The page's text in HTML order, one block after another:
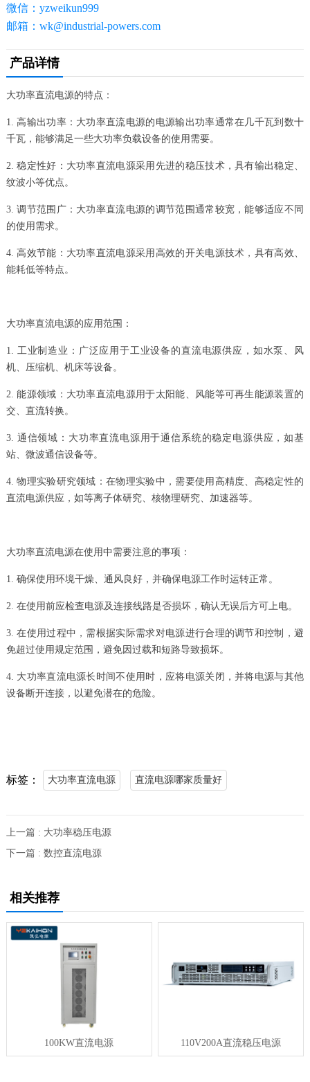
微信：yzweikun999
邮箱：wk@industrial-powers.com
产品详情
大功率直流电源的特点：
1. 高输出功率：大功率直流电源的电源输出功率通常在几千瓦到数十
千瓦，能够满足一些大功率负载设备的使用需要。
2. 稳定性好：大功率直流电源采用先进的稳压技术，具有输出稳定、
纹波小等优点。
3. 调节范围广：大功率直流电源的调节范围通常较宽，能够适应不同
的使用需求。
4. 高效节能：大功率直流电源采用高效的开关电源技术，具有高效、
能耗低等特点。
大功率直流电源的应用范围：
1. 工业制造业：广泛应用于工业设备的直流电源供应，如水泵、风
机、压缩机、机床等设备。
2. 能源领域：大功率直流电源用于太阳能、风能等可再生能源装置的
交、直流转换。
3. 通信领域：大功率直流电源用于通信系统的稳定电源供应，如基
站、微波通信设备等。
4. 物理实验研究领域：在物理实验中，需要使用高精度、高稳定性的
直流电源供应，如等离子体研究、核物理研究、加速器等。
大功率直流电源在使用中需要注意的事项：
1. 确保使用环境干燥、通风良好，并确保电源工作时运转正常。
2. 在使用前应检查电源及连接线路是否损坏，确认无误后方可上电。
3. 在使用过程中，需根据实际需求对电源进行合理的调节和控制，避
免超过使用规定范围，避免因过载和短路导致损坏。
4. 大功率直流电源长时间不使用时，应将电源关闭，并将电源与其他
设备断开连接，以避免潜在的危险。
标签： 大功率直流电源 直流电源哪家质量好
上一篇 : 大功率稳压电源
下一篇 : 数控直流电源
相关推荐
100KW直流电源 110V200A直流稳压电源